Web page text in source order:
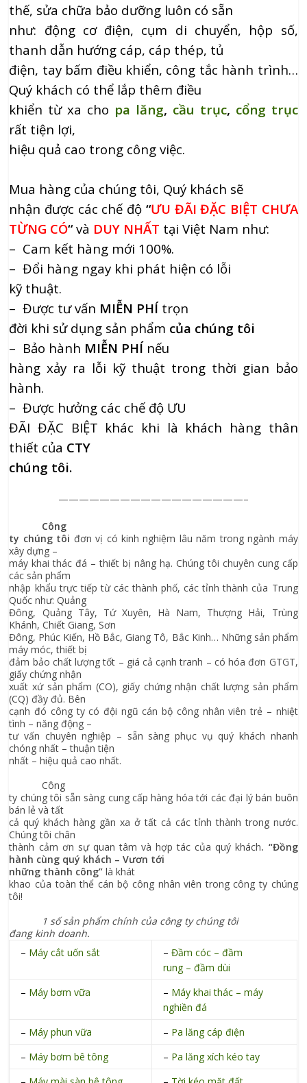
thế, sửa chữa bảo dưỡng luôn có sẵn
như: động cơ điện, cụm di chuyển, hộp số,
thanh dẫn hướng cáp, cáp thép, tủ
điện, tay bấm điều khiển, công tắc hành trình…
Quý khách có thể lắp thêm điều
khiển từ xa cho pa lăng, cầu trục, cổng trục
rất tiện lợi,
hiệu quả cao trong công việc.
Mua hàng của chúng tôi, Quý khách sẽ
nhận được các chế độ “ƯU ĐÃI ĐẶC BIỆT CHƯA
TỪNG CÓ“ và DUY NHẤT tại Việt Nam như:
– Cam kết hàng mới 100%.
– Đổi hàng ngay khi phát hiện có lỗi
kỹ thuật.
– Được tư vấn MIỄN PHÍtrọn
đời khi sử dụng sản phẩm của chúng tôi
– Bảo hành MIỄN PHÍnếu
hàng xảy ra lỗi kỹ thuật trong thời gian bảo
hành.
– Được hưởng các chế độ ƯU
ĐÃI ĐẶC BIỆT khác khi là khách hàng thân
thiết của CTY
chúng tôi.
——————————————————–
Công
ty chúng tôi đơn vị có kinh nghiệm lâu năm trong ngành máy
xây dựng –
máy khai thác đá – thiết bị nâng hạ. Chúng tôi chuyên cung cấp
các sản phẩm
nhập khẩu trực tiếp từ các thành phố, các tỉnh thành của Trung
Quốc như: Quảng
Đông, Quảng Tây, Tứ Xuyên, Hà Nam, Thượng Hải, Trùng
Khánh, Chiết Giang, Sơn
Đông, Phúc Kiến, Hồ Bắc, Giang Tô, Bắc Kinh… Những sản phẩm
máy móc, thiết bị
đảm bảo chất lượng tốt – giá cả cạnh tranh – có hóa đơn GTGT,
giấy chứng nhận
xuất xứ sản phẩm (CO), giấy chứng nhận chất lượng sản phẩm
(CQ) đầy đủ. Bên
cạnh đó công ty có đội ngũ cán bộ công nhân viên trẻ – nhiệt
tình – năng động –
tư vấn chuyên nghiệp – sẵn sàng phục vụ quý khách nhanh
chóng nhất – thuận tiện
nhất – hiệu quả cao nhất.
Công
ty chúng tôi sẵn sàng cung cấp hàng hóa tới các đại lý bán buôn
bán lẻ và tất
cả quý khách hàng gần xa ở tất cả các tỉnh thành trong nước.
Chúng tôi chân
thành cảm ơn sự quan tâm và hợp tác của quý khách. “Đồng
hành cùng quý khách – Vươn tới
những thành công” là khát
khao của toàn thể cán bộ công nhân viên trong công ty chúng
tôi!
1 số sản phẩm chính của công ty chúng tôi
đang kinh doanh.
– Máy cắt uốn sắt – Đầm cóc – đầm
rung – đầm dùi
– Máy bơm vữa – Máy khai thác – máy
nghiền đá
– Máy phun vữa – Pa lăng cáp điện
– Máy bơm bê tông – Pa lăng xích kéo tay